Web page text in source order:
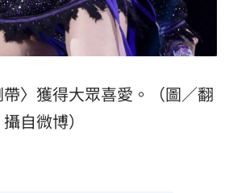
〉獲得大眾喜愛。（圖／翻
攝自微博）